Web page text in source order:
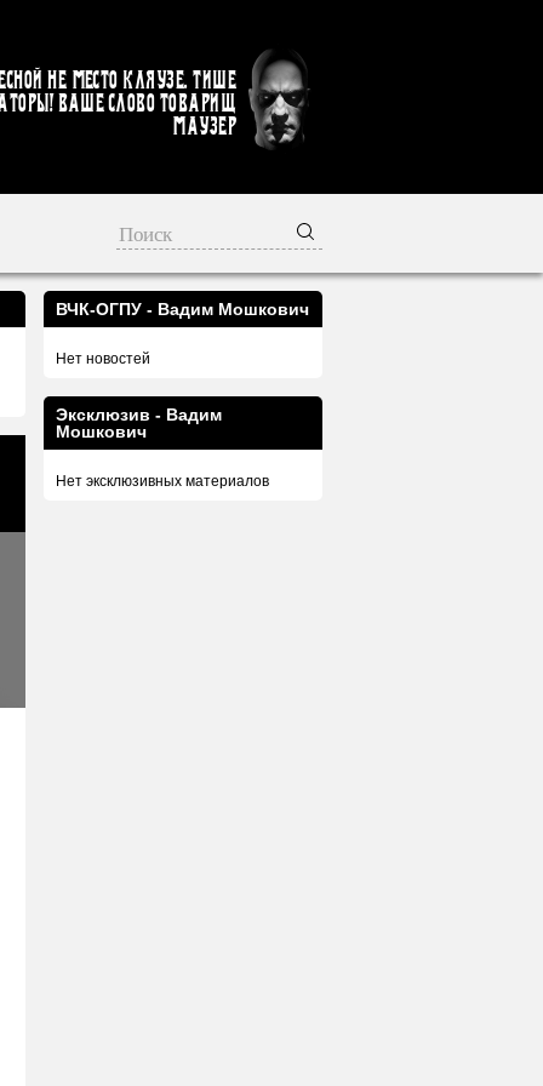
не место кляузе. Тише
Ваше слово товарищ
Маузер
ВЧК-ОГПУ - Вадим Мошкович
Нет новостей
Эксклюзив - Вадим
Мошкович
Нет эксклюзивных материалов